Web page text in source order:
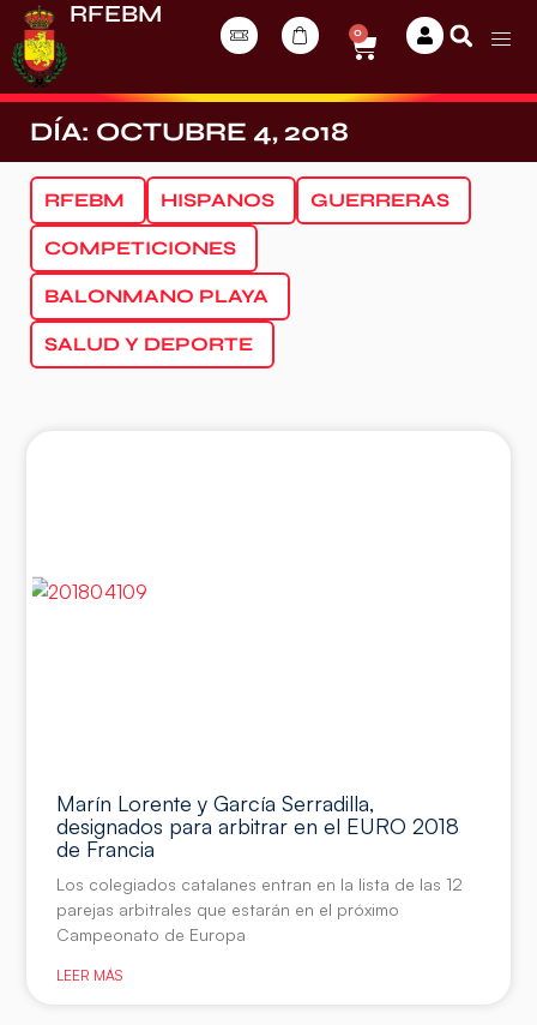
RFEBM
0
DÍA: OCTUBRE 4, 2018
RFEBM HISPANOS GUERRERAS
COMPETICIONES
BALONMANO PLAYA
SALUD Y DEPORTE
Marín Lorente y García Serradilla,
designados para arbitrar en el EURO 2018
de Francia
Los colegiados catalanes entran en la lista de las 12
parejas arbitrales que estarán en el próximo
Campeonato de Europa
LEER MÁS